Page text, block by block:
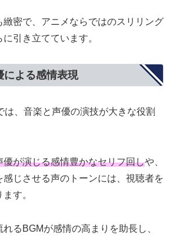
緻密で、アニメならではのスリリング
引き立てています。
による感情表現
は、音楽と声優の演技が大きな役割
優が演じる感情豊かなセリフ回しや、
じさせる声のトーンには、視聴者を
す。
るBGMが感情の高まりを助長し、